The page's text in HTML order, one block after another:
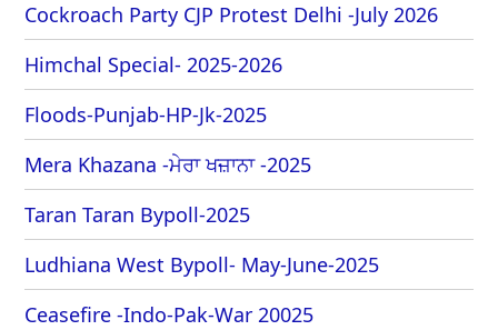
Cockroach Party CJP Protest Delhi -July 2026
Himchal Special- 2025-2026
Floods-Punjab-HP-Jk-2025
Mera Khazana -ਮੇਰਾ ਖਜ਼ਾਨਾ -2025
Taran Taran Bypoll-2025
Ludhiana West Bypoll- May-June-2025
Ceasefire -Indo-Pak-War 20025